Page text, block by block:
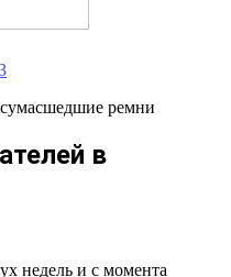
ремни
в
недель и с момента